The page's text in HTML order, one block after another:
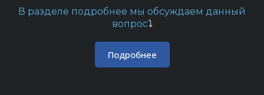
В разделе подробнее мы обсуждаем данный
вопрос⤵️
Подробнее